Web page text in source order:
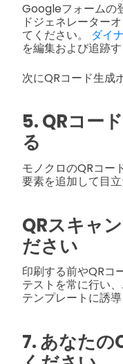
Googleフォームの
ドジェネレーター
てください。 ダイ
を編集および追跡す
次にQRコード生成
5. QRコー
る
モノクロのQRコー
要素を追加して目
QRスキャ
ださい
印刷する前やQRコ
テストを常に行い
テンプレートに誘
7. あなたの